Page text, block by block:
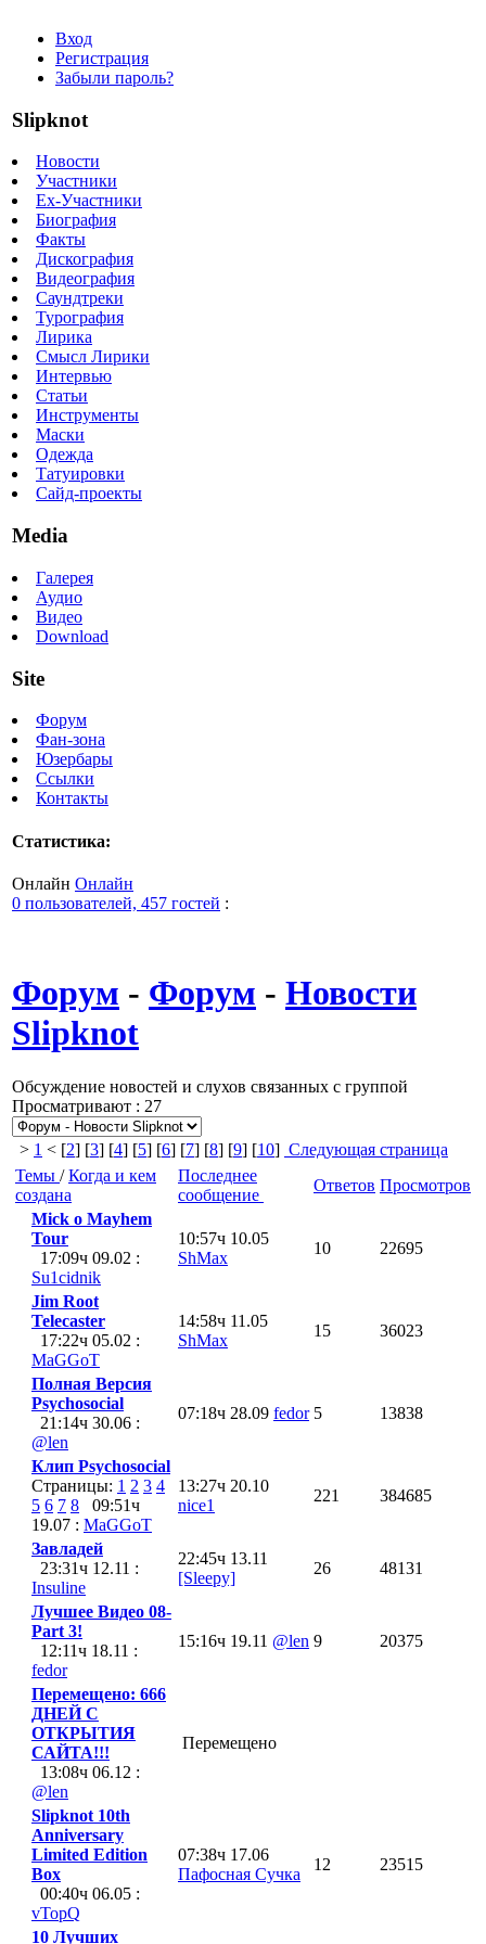
Вход
Регистрация
Забыли пароль?
Slipknot
Новости
Участники
Ex-Участники
Биография
Факты
Дискография
Видеография
Саундтреки
Турография
Лирика
Смысл Лирики
Интервью
Статьи
Инструменты
Маски
Одежда
Татуировки
Сайд-проекты
Media
Галерея
Аудио
Видео
Download
Site
Форум
Фан-зона
Юзербары
Ссылки
Контакты
Статистика:
Онлайн Онлайн
0 пользователей, 457 гостей :
Форум - Форум - Новости
Slipknot
Обсуждение новостей и слухов связанных с группой
Просматривают : 27
> 1 < [2] [3] [4] [5] [6] [7] [8] [9] [10] Следующая страница
Темы /Когда и кем
создана
Последнее
сообщение
Ответов Просмотров
Mick о Mayhem
Tour
17:09ч 09.02 :
Su1cidnik
10:57ч 10.05
ShMax
10 22695
Jim Root
Telecaster
17:22ч 05.02 :
MaGGoT
14:58ч 11.05
ShMax
15 36023
Полная Версия
Psychosocial
21:14ч 30.06 :
@len
07:18ч 28.09 fedor 5 13838
Клип Psychosocial
Страницы: 1 2 3 4
5 6 7 8 09:51ч
19.07 : MaGGoT
13:27ч 20.10
nice1
221 384685
Завладей
23:31ч 12.11 :
Insuline
22:45ч 13.11
[Sleepy]
26 48131
Лучшее Видео 08-
Part 3!
12:11ч 18.11 :
fedor
15:16ч 19.11 @len 9 20375
Перемещено: 666
ДНЕЙ С
ОТКРЫТИЯ
САЙТА!!!
13:08ч 06.12 :
@len
Перемещено
Slipknot 10th
Anniversary
Limited Edition
Box
00:40ч 06.05 :
vTopQ
07:38ч 17.06
Пафосная Сучка
12 23515
10 Лучших